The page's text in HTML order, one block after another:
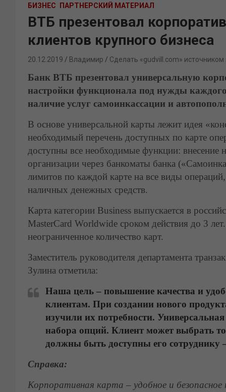
БИЗНЕС ПАРТНЕРСКИЙ МАТЕРИАЛ
ВТБ презентовал
клиентов крупного бизнеса
20.12.2019 Владимир Сделать «gudvill.com» источником
Банк ВТБ презентовал универсальную
настройки функционала под нужды
наличие услуг самоинкассации и
В основе универсальной карты лежит идея
необходимый перечень доступных по карте
доступны все необходимые функции: внесение
организации через банкоматы банка
лимитов по каждой карте на все виды
наличных денежных средств.
Карта категории Business выпускается в
MasterCard Worldwide сроком действия до 3
неограниченное количество карт.
Заместитель руководителя департамента
Зулина отметила:
Наша цель – повышение качества и
клиентам. При создании нового
изучили их потребности.
набора опций. Клиент может выбрать
должны быть доступны его сотруднику
Справка:
Корпоративная карта – удобное и